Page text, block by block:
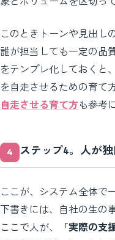
このときトーンや見出し
誰が担当しても一定の品
をテンプレ化しておくと
を自走させるための育て
自走させる育て方も参考
ステップ4。人が
ここが、システム全体で
下書きには、自社の生の
ここで人が、
「実際の